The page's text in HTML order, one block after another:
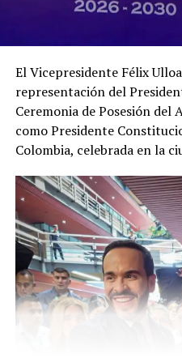
Hasta el momento no se ha
adolescente ni se han
exactas del fallecimiento. El
Fiscalía y de las instancias
determinar si se trató de un
fortuito o si existen otros
El Vicepresidente Félix
representación del
Ceremonia de Posesión del
como Presidente
Colombia, celebrada en la